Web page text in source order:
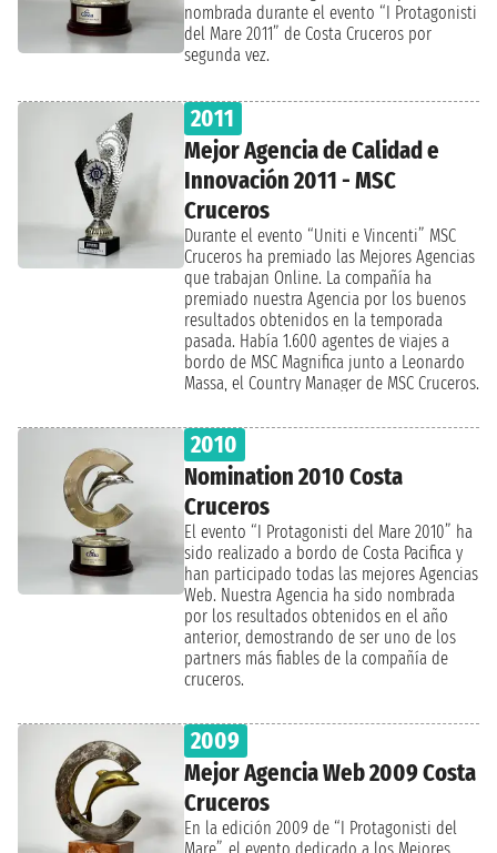
nombrada durante el evento “I Protagonisti
del Mare 2011” de Costa Cruceros por
segunda vez.
2011
Mejor Agencia de Calidad e
Innovación 2011 - MSC
Cruceros
Durante el evento “Uniti e Vincenti” MSC
Cruceros ha premiado las Mejores Agencias
que trabajan Online. La compañía ha
premiado nuestra Agencia por los buenos
resultados obtenidos en la temporada
pasada. Había 1.600 agentes de viajes a
bordo de MSC Magnifica junto a Leonardo
Massa, el Country Manager de MSC Cruceros.
2010
Nomination 2010 Costa
Cruceros
El evento “I Protagonisti del Mare 2010” ha
sido realizado a bordo de Costa Pacifica y
han participado todas las mejores Agencias
Web. Nuestra Agencia ha sido nombrada
por los resultados obtenidos en el año
anterior, demostrando de ser uno de los
partners más fiables de la compañía de
cruceros.
2009
Mejor Agencia Web 2009 Costa
Cruceros
En la edición 2009 de “I Protagonisti del